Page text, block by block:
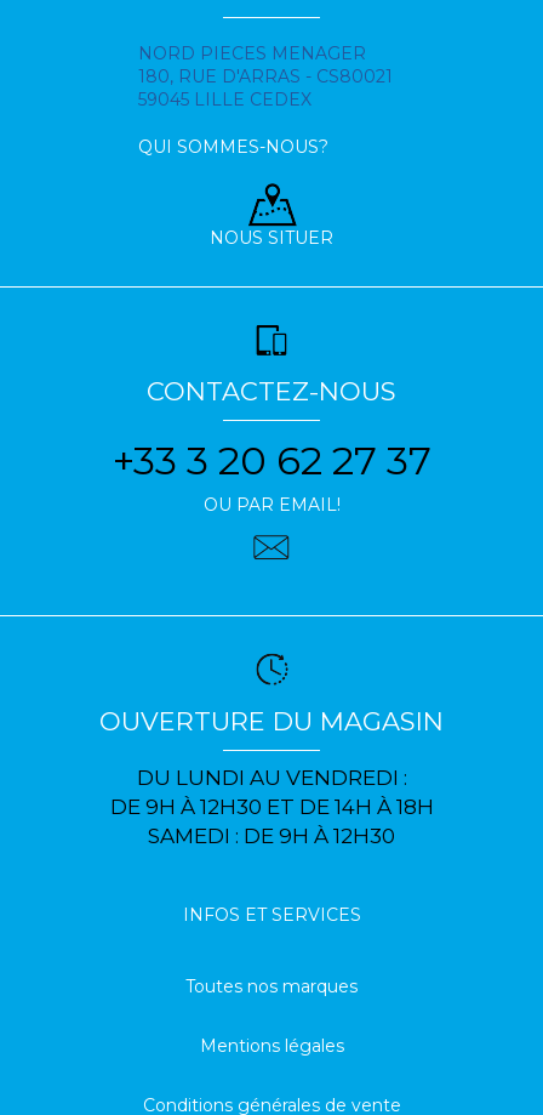
NORD PIECES MENAGER
180, RUE D'ARRAS - CS80021
59045 LILLE CEDEX
QUI SOMMES-NOUS?
NOUS SITUER
CONTACTEZ-NOUS
+33 3 20 62 27 37
OU PAR EMAIL!
OUVERTURE DU MAGASIN
DU LUNDI AU VENDREDI :
DE 9H À 12H30 ET DE 14H À 18H
SAMEDI : DE 9H À 12H30
INFOS ET SERVICES
Toutes nos marques
Mentions légales
Conditions générales de vente